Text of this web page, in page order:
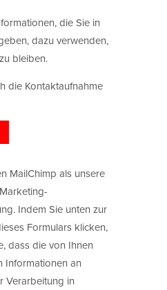
die Sie in
dazu verwenden,
bleiben.
die Kontaktaufnahme
MailChimp als unsere
Indem Sie unten zur
Formulars klicken,
dass die von Ihnen
Informationen an
Verarbeitung in